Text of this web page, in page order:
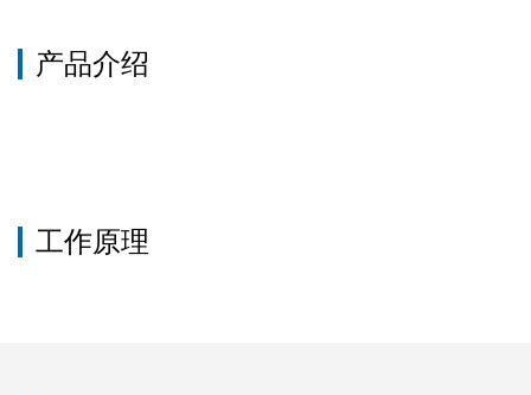
产品介绍
工作原理